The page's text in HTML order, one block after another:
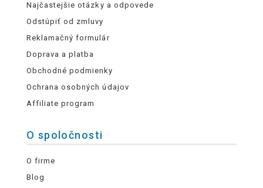
Najčastejšie otázky a odpovede
Odstúpiť od zmluvy
Reklamačný formulár
Doprava a platba
Obchodné podmienky
Ochrana osobných údajov
Affiliate program
O spoločnosti
O firme
Blog